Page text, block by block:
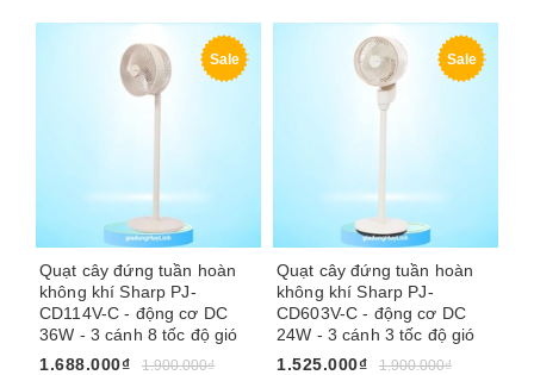
Sale
Quạt cây đứng tuần hoàn
không khí Sharp PJ-
CD114V-C - động cơ DC
36W - 3 cánh 8 tốc độ gió
1.688.000₫
1.900.000₫
Sale
Quạt cây đứng tuần hoàn
không khí Sharp PJ-
CD603V-C - động cơ DC
24W - 3 cánh 3 tốc độ gió
1.525.000₫
1.900.000₫